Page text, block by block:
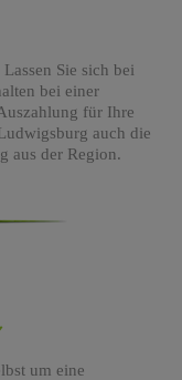
Sie sich bei
bei einer
für Ihre
auch die
aus der Region.
um eine